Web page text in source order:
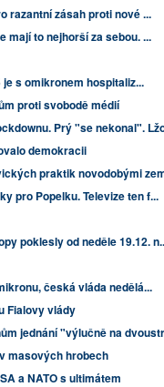
razantní zásah proti nové ...
mají to nejhorší za sebou. ...
s omikronem hospitaliz...
proti svobodě médií
Prý "se nekonal".
demokracii
praktik novodobými
pro Popelku. Televize ten f...
poklesly od neděle 19.12.
česká vláda nedělá...
Fialovy vlády
jednání "výlučně na
masových hrobech
a NATO s ultimátem